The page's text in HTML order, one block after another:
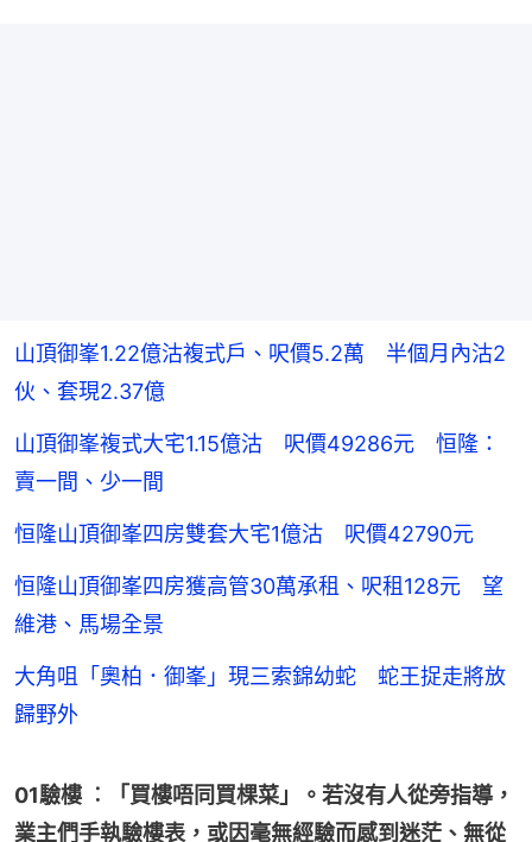
山頂御峯1.22億沽複式戶、呎價5.2萬 半個月內沽2
伙、套現2.37億
山頂御峯複式大宅1.15億沽 呎價49286元 恒隆：
賣一間、少一間
恒隆山頂御峯四房雙套大宅1億沽 呎價42790元
恒隆山頂御峯四房獲高管30萬承租、呎租128元 望
維港、馬場全景
大角咀「奧柏．御峯」現三索錦幼蛇 蛇王捉走將放
歸野外
01驗樓 ︰「買樓唔同買棵菜」。若沒有人從旁指導，
業主們手執驗樓表，或因毫無經驗而感到迷茫、無從